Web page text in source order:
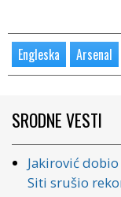
Engleska Arsenal
SRODNE VESTI
Jakirović
Siti srušio